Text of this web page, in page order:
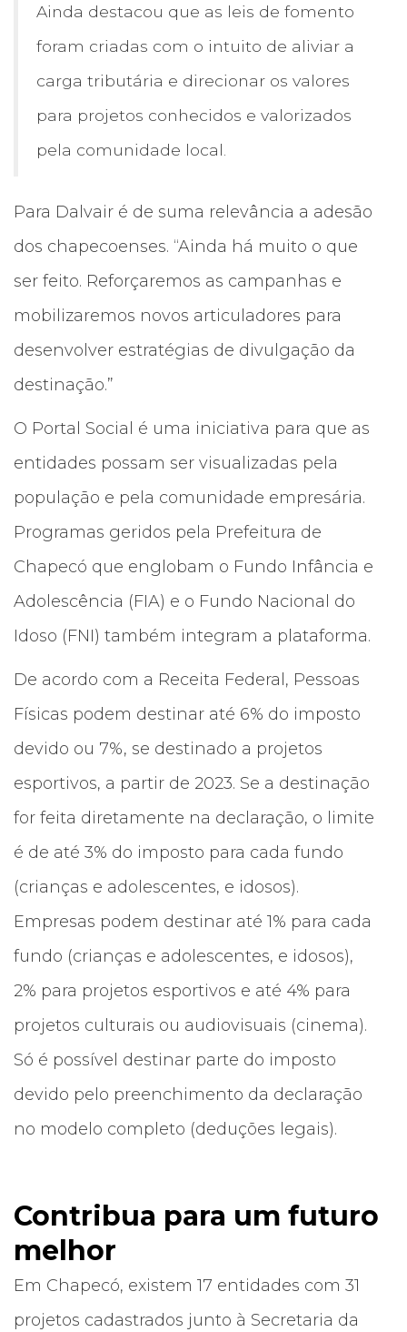
Ainda destacou que as leis de fomento
foram criadas com o intuito de aliviar a
carga tributária e direcionar os valores
para projetos conhecidos e valorizados
pela comunidade local.
Para Dalvair é de suma relevância a adesão
dos chapecoenses. “Ainda há muito o que
ser feito. Reforçaremos as campanhas e
mobilizaremos novos articuladores para
desenvolver estratégias de divulgação da
destinação.”
O Portal Social é uma iniciativa para que as
entidades possam ser visualizadas pela
população e pela comunidade empresária.
Programas geridos pela Prefeitura de
Chapecó que englobam o Fundo Infância e
Adolescência (FIA) e o Fundo Nacional do
Idoso (FNI) também integram a plataforma.
De acordo com a Receita Federal, Pessoas
Físicas podem destinar até 6% do imposto
devido ou 7%, se destinado a projetos
esportivos, a partir de 2023. Se a destinação
for feita diretamente na declaração, o limite
é de até 3% do imposto para cada fundo
(crianças e adolescentes, e idosos).
Empresas podem destinar até 1% para cada
fundo (crianças e adolescentes, e idosos),
2% para projetos esportivos e até 4% para
projetos culturais ou audiovisuais (cinema).
Só é possível destinar parte do imposto
devido pelo preenchimento da declaração
no modelo completo (deduções legais).
Contribua para um futuro
melhor
Em Chapecó, existem 17 entidades com 31
projetos cadastrados junto à Secretaria da